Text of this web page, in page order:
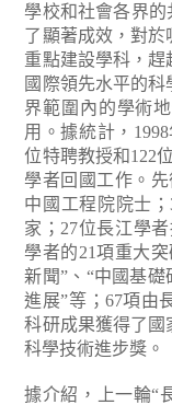
學校和社會各界的
了顯著成效，對
重點建設學科，
國際領先水平的
界範圍內的學術
用。據統計，
位特聘教授和122
學者回國工作。先
中國工程院院士
家；27位長江學
學者的21項重大
新聞”、“中國基
進展”等；67項由
科研成果獲得了國
科學技術進步獎。
據介紹，上一輪“